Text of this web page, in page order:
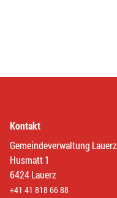
Kontakt
Gemeindeverwaltung Lauerz
Husmatt 1
6424 Lauerz
+41 41 818 66 88